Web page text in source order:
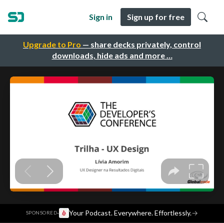
Upgrade to Pro — share decks privately, control
downloads, hide ads and more …
Sign in Sign up for free
SPONSORED· Your Podcast. Everywhere. Effortlessly.→